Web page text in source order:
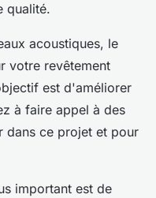
qualité.
acoustiques, le
votre revêtement
est d'améliorer
à faire appel à des
dans ce projet et pour
important est de